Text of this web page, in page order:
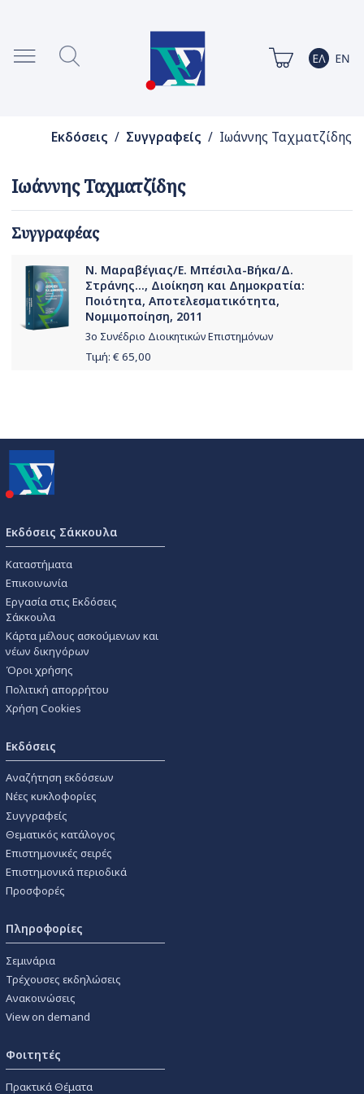
Εκδόσεις / Συγγραφείς / Ιωάννης Ταχματζίδης
Ιωάννης Ταχματζίδης
Συγγραφέας
Ν. Μαραβέγιας/Ε. Μπέσιλα-Βήκα/Δ.
Στράνης..., Διοίκηση και Δημοκρατία:
Ποιότητα, Αποτελεσματικότητα,
Νομιμοποίηση, 2011
3ο Συνέδριο Διοικητικών Επιστημόνων
Τιμή: € 65,00
Εκδόσεις Σάκκουλα
Καταστήματα
Επικοινωνία
Εργασία στις Εκδόσεις
Σάκκουλα
Κάρτα μέλους ασκούμενων και
νέων δικηγόρων
Όροι χρήσης
Πολιτική απορρήτου
Χρήση Cookies
Εκδόσεις
Αναζήτηση εκδόσεων
Νέες κυκλοφορίες
Συγγραφείς
Θεματικός κατάλογος
Επιστημονικές σειρές
Επιστημονικά περιοδικά
Προσφορές
Πληροφορίες
Σεμινάρια
Τρέχουσες εκδηλώσεις
Ανακοινώσεις
View on demand
Φοιτητές
Πρακτικά Θέματα